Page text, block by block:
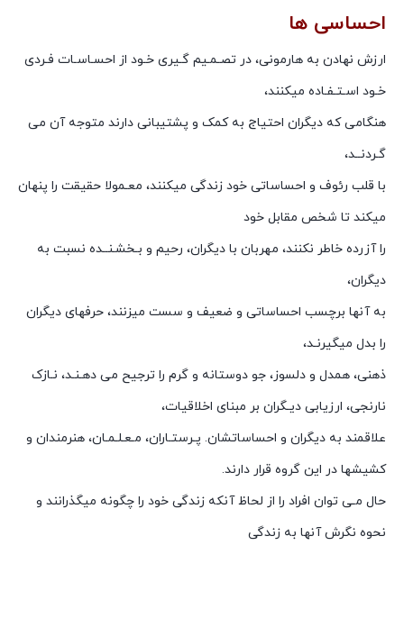
احساسی ها
ارزش نهادن به هارمونی، در تصـمـیم گـیری خـود از احسـاسـات فـردی
خـود اسـتـفـاده میکنند،
هنگامی که دیگران احتیاج به کمک و پشتیبانی دارند متوجه آن می
گـردنــد،
با قلب رئوف و احساساتی خود زندگی میکنند، معـمولا حقیقت را پنهان
میکند تا شخص مقابل خود
را آزرده خاطر نکنند، مهربان با دیگران، رحیم و بـخشـنــده نسبت به
دیگران،
به آنها برچسب احساساتی و ضعیف و سست میزنند، حرفهای دیگران
را بدل میگیرنـد،
ذهنی، همدل و دلسوز، جو دوستانه و گرم را ترجیح می دهـنـد، نـازک
نارنجی، ارزیابی دیـگران بر مبنای اخلاقیات،
علاقمند به دیگران و احساساتشان. پـرستـاران، مـعـلـمـان، هنرمندان و
کشیشها در این گروه قرار دارند.
حال مـی توان افراد را از لحاظ آنکه زندگی خود را چگونه میگذرانند و
نحوه نگرش آنها به زندگی